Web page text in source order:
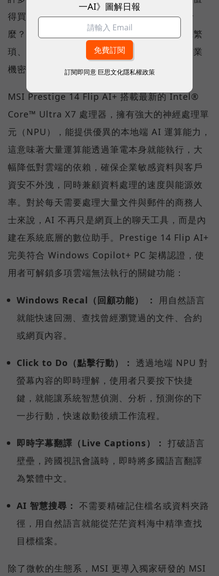
得買嗎？」、「Copilot+ PC 到底能幫我做什
麼？」答案不僅是運算跑得更快，而是將原先繁
瑣、耗時的行政庶務變得更高效，並能確保商業
機密不外洩。
MSI Prestige 14 Flip AI+ 搭載最新的 Intel®
Core™ Ultra X7 處理器，擁有強大的神經處理單
元（NPU），能提供優異的本地端 AI 運算能力，
這意味著大量運算能透過筆電本身就能執行，大
幅降低對雲端的依賴，確保企業敏感資料與客戶
資安不外洩，同時兼顧資料處理的速度與能源效
率。對於每天需要處理大量文件與郵件的商務人
士來說，AI 不再只是網頁上的聊天工具，而是內
建在系統底層的數位助手。Prestige 14 Flip AI+
完美符合 Windows Copilot+ PC 架構認證，使
用者可解鎖多項雲端無法執行的關鍵功能：
Windows Recal（回顧功能） ：
用自然語言
就能快速回溯、查找曾經瀏覽過的文件、合約
或網頁內容。
Click to Do（點擊行動）： 透過地端 NPU 對
螢幕內容的即時理解，使用者只要按下快捷
鍵，就能讓系統智慧偵測、分析，預測你的下
一步行動，快速啟動後續工作流程。
即時字幕翻譯（Live Captions）： 打破語言
壁壘，跨國視訊會議時，即時將多國語言翻譯
為繁體中文。
AI 智慧搜尋： 不需要精確記住檔名或資料夾路
徑，用自然語言就能從茫茫資料海中精準查找
目標檔案。
除了微軟的生態系，MSI 更導入獨家研發的 MSI
一AI》圖解日報
訂閱即同意 巨思文化隱私權政策